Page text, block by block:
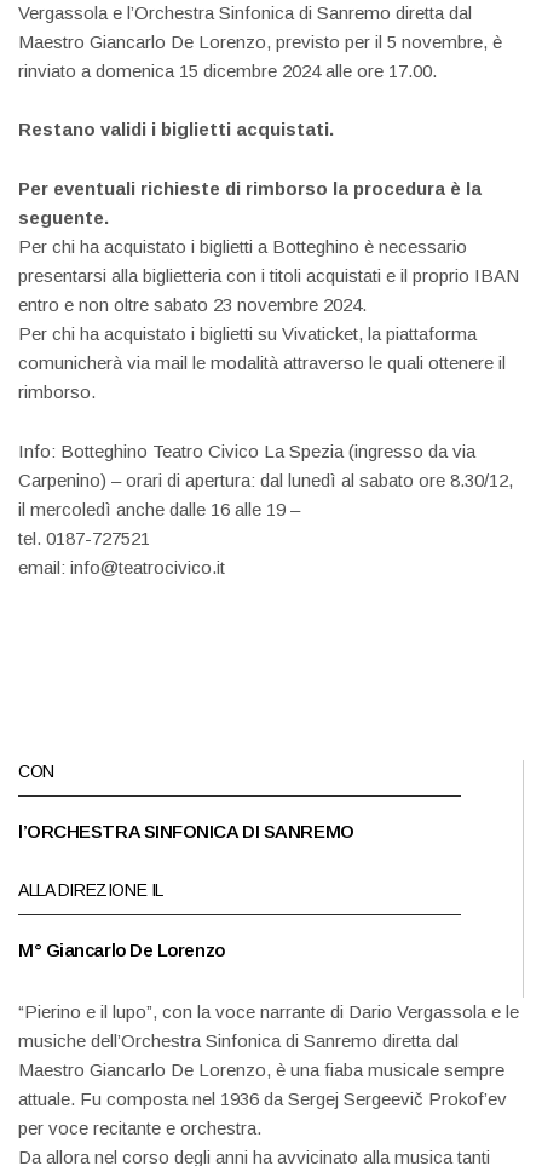
Vergassola e l’Orchestra Sinfonica di Sanremo diretta dal
Maestro Giancarlo De Lorenzo, previsto per il 5 novembre, è
rinviato a domenica 15 dicembre 2024 alle ore 17.00.
Restano validi i biglietti acquistati.
Per eventuali richieste di rimborso la procedura è la
seguente.
Per chi ha acquistato i biglietti a Botteghino è necessario
presentarsi alla biglietteria con i titoli acquistati e il proprio IBAN
entro e non oltre sabato 23 novembre 2024.
Per chi ha acquistato i biglietti su Vivaticket, la piattaforma
comunicherà via mail le modalità attraverso le quali ottenere il
rimborso.
Info: Botteghino Teatro Civico La Spezia (ingresso da via
Carpenino) – orari di apertura: dal lunedì al sabato ore 8.30/12,
il mercoledì anche dalle 16 alle 19 –
tel. 0187-727521
email: info@teatrocivico.it
CON
l’ORCHESTRA SINFONICA DI SANREMO
ALLA DIREZIONE IL
M° Giancarlo De Lorenzo
“Pierino e il lupo”, con la voce narrante di Dario Vergassola e le
musiche dell’Orchestra Sinfonica di Sanremo diretta dal
Maestro Giancarlo De Lorenzo, è una fiaba musicale sempre
attuale. Fu composta nel 1936 da Sergej Sergeevič Prokof’ev
per voce recitante e orchestra.
Da allora nel corso degli anni ha avvicinato alla musica tanti